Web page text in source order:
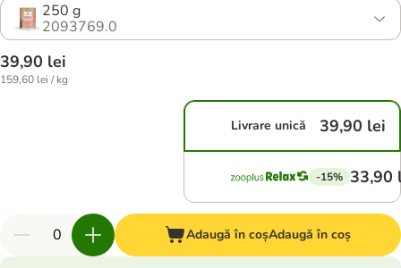
250 g
2093769.0
39,90 lei
159,60 lei / kg
Livrare unică 39,90 lei
-15% 33,90
Adaugă în coșAdaugă în coș